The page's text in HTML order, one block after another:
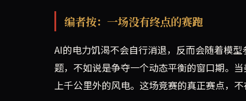
编者按：一场没有终点的赛跑
AI的电力饥渴不会自行消退，反而会随着模
题，不如说是争夺一个动态平衡的窗口期。
上千公里外的风电。这场竞赛的真正赛点，